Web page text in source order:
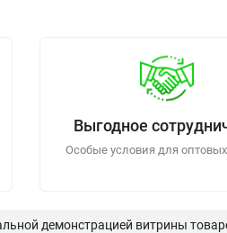
Выгодное
Особые условия для
демонстрацией витрины